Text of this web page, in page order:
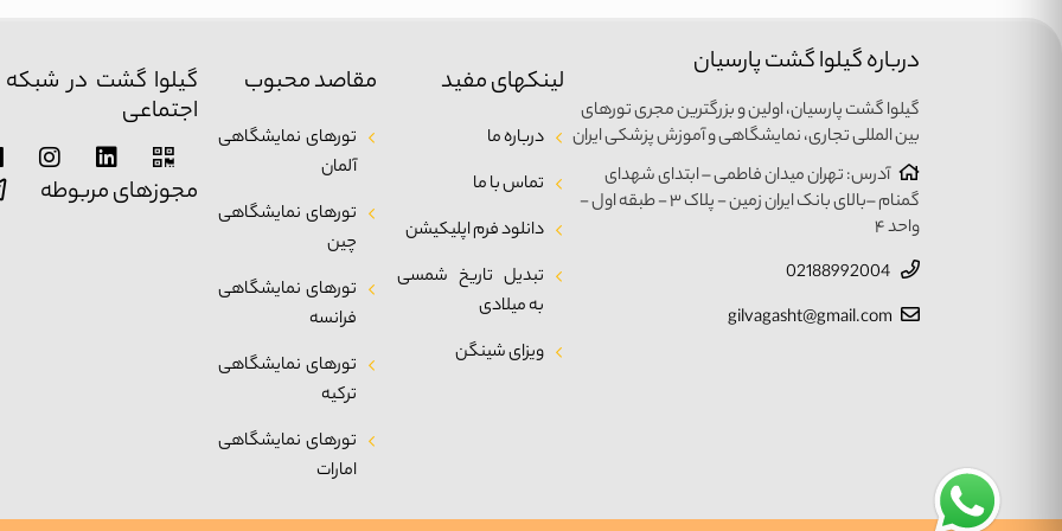
درباره گیلوا گشت پارسیان
گیلوا گشت پارسیان، اولین و بزرگترین مجری تورهای
بین المللی تجاری، نمایشگاهی و آموزش پزشکی ایران
آدرس: تهران میدان فاطمی – ابتدای شهدای
گمنام –بالای بانک ایران زمین - پلاک ۳ - طبقه اول -
واحد ۴
gilvagasht@gmail.com
لینکهای مفید
درباره ما
تماس با ما
دانلود فرم اپلیکیشن
تبدیل تاریخ شمسی
به میلادی
ویزای شینگن
مقاصد محبوب
تورهای نمایشگاهی
آلمان
تورهای نمایشگاهی
چین
تورهای نمایشگاهی
فرانسه
تورهای نمایشگاهی
ترکیه
تورهای نمایشگاهی
امارات
گیلوا گشت در
اجتماعی
مجوزهای مربوطه